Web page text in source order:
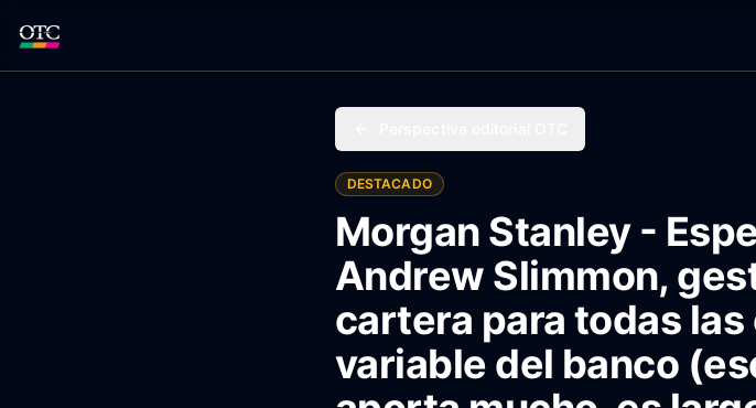
DESTACADO
Morgan Stanley -
Andrew Slimmon,
cartera para todas
variable del banco